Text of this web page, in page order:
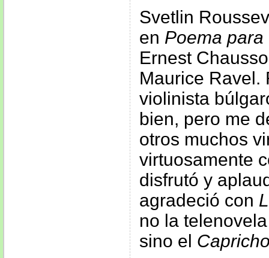
Svetlin
en Poema
Ernest
Maurice Ravel.
violinista
bien, pero me
otros muchos
virtuosamente
disfrutó y
agradeció con
no la
sino el